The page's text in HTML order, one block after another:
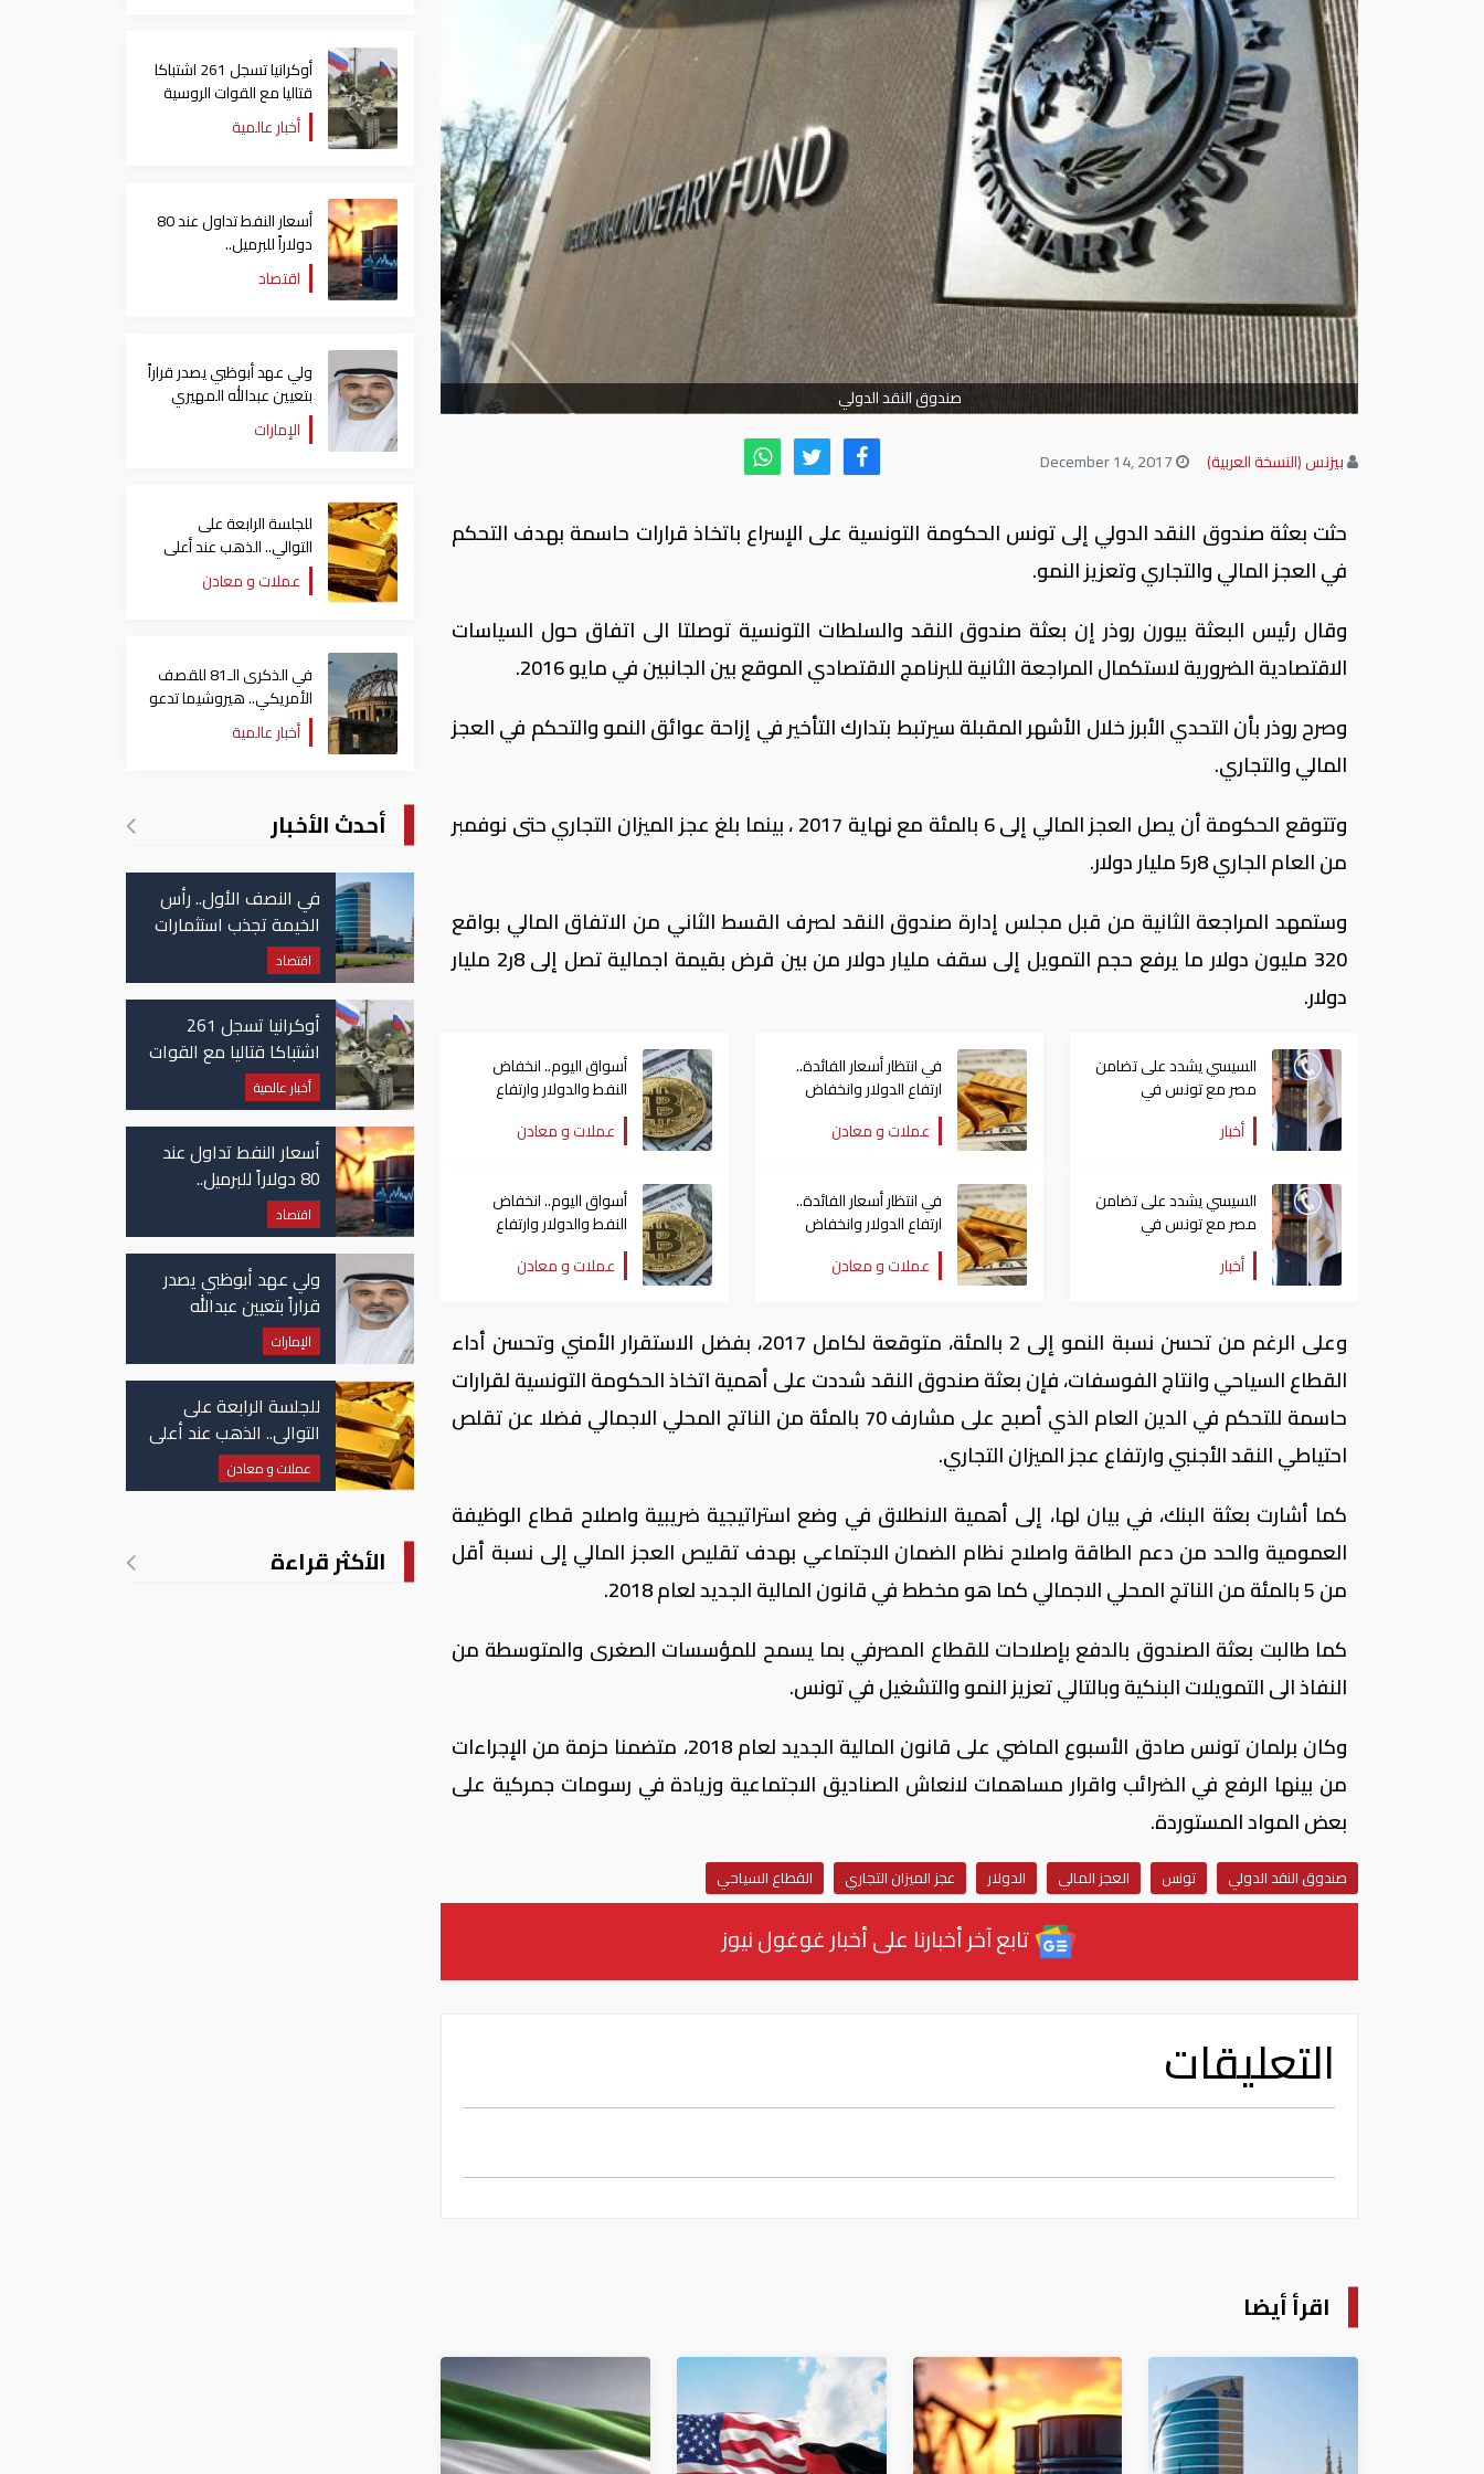
صندوق النقد الدولي
بيزنس (النسخة العربية)
حثت بعثة صندوق النقد الدولي إلى تونس الحكومة التونسية على الإسراع باتخاذ قرارات حاسمة بهدف التحكم
في العجز المالي والتجاري وتعزيز النمو.
وقال رئيس البعثة بيورن روذر إن بعثة صندوق النقد والسلطات التونسية توصلتا الى اتفاق حول السياسات
الاقتصادية الضرورية لاستكمال المراجعة الثانية للبرنامج الاقتصادي الموقع بين الجانبين في مايو 2016.
وصرح روذر بأن التحدي الأبرز خلال الأشهر المقبلة سيرتبط بتدارك التأخير في إزاحة عوائق النمو والتحكم في العجز
المالي والتجاري.
وتتوقع الحكومة أن يصل العجز المالي إلى 6 بالمئة مع نهاية 2017 ، بينما بلغ عجز الميزان التجاري حتى نوفمبر
من العام الجاري 8ر5 مليار دولار.
وستمهد المراجعة الثانية من قبل مجلس إدارة صندوق النقد لصرف القسط الثاني من الاتفاق المالي بواقع
320 مليون دولار ما يرفع حجم التمويل إلى سقف مليار دولار من بين قرض بقيمة اجمالية تصل إلى 8ر2 مليار
دولار.
السيسي يشدد على تضامن
مصر مع تونس في
مواجهة الحرائق
واستعدادها لتقديم الدعم
أخبار
في انتظار أسعار الفائدة..
ارتفاع الدولار وانخفاض
الذهب
عملات و معادن
أسواق اليوم.. انخفاض
النفط والدولار وارتفاع
للذهب
عملات و معادن
السيسي يشدد على تضامن
مصر مع تونس في
مواجهة الحرائق
واستعدادها لتقديم الدعم
أخبار
في انتظار أسعار الفائدة..
ارتفاع الدولار وانخفاض
الذهب
عملات و معادن
أسواق اليوم.. انخفاض
النفط والدولار وارتفاع
للذهب
عملات و معادن
وعلى الرغم من تحسن نسبة النمو إلى 2 بالمئة، متوقعة لكامل 2017، بفضل الاستقرار الأمني وتحسن أداء
القطاع السياحي وانتاج الفوسفات، فإن بعثة صندوق النقد شددت على أهمية اتخاذ الحكومة التونسية لقرارات
حاسمة للتحكم في الدين العام الذي أصبح على مشارف 70 بالمئة من الناتج المحلي الاجمالي فضلا عن تقلص
احتياطي النقد الأجنبي وارتفاع عجز الميزان التجاري.
كما أشارت بعثة البنك، في بيان لها، إلى أهمية الانطلاق في وضع استراتيجية ضريبية واصلاح قطاع الوظيفة
العمومية والحد من دعم الطاقة واصلاح نظام الضمان الاجتماعي بهدف تقليص العجز المالي إلى نسبة أقل
من 5 بالمئة من الناتج المحلي الاجمالي كما هو مخطط في قانون المالية الجديد لعام 2018.
كما طالبت بعثة الصندوق بالدفع بإصلاحات للقطاع المصرفي بما يسمح للمؤسسات الصغرى والمتوسطة من
النفاذ الى التمويلات البنكية وبالتالي تعزيز النمو والتشغيل في تونس.
وكان برلمان تونس صادق الأسبوع الماضي على قانون المالية الجديد لعام 2018، متضمنا حزمة من الإجراءات
من بينها الرفع في الضرائب واقرار مساهمات لانعاش الصناديق الاجتماعية وزيادة في رسومات جمركية على
بعض المواد المستوردة.
صندوق النقد الدولي تونس العجز المالي الدولار عجز الميزان التجاري القطاع السياحي
تابع آخر أخبارنا على أخبار غوغول نيوز
التعليقات
اقرأ أيضا
أوكرانيا تسجل 261 اشتباكا
قتاليا مع القوات الروسية
أخبار عالمية
أسعار النفط تداول عند 80
دولاراً للبرميل..
وتراجع الأسهم الأمريكية
اقتصاد
ولي عهد أبوظبي يصدر قراراً
بتعيين عبدالله المهيري
رئيسا لـ"أبوظبي للتراث"
الإمارات
للجلسة الرابعة على
التوالي.. الذهب عند أعلى
مستوياته منذ شهرين
عملات و معادن
في الذكرى الـ81 للقصف
الأمريكي.. هيروشيما تدعو
العالم لإلغاء الأسلحة
النووية
أخبار عالمية
أحدث الأخبار
في النصف الأول.. رأس
الخيمة تجذب استثمارات
تتجاوز 771 مليون درهم
اقتصاد
أوكرانيا تسجل 261
اشتباكا قتاليا مع القوات
الروسية
أخبار عالمية
أسعار النفط تداول عند
80 دولاراً للبرميل..
وتراجع الأسهم
الأمريكية
اقتصاد
ولي عهد أبوظبي يصدر
قراراً بتعيين عبدالله
المهيري رئيسا لـ"أبوظبي
للتراث"
الإمارات
للجلسة الرابعة على
التوالي.. الذهب عند أعلى
مستوياته منذ شهرين
عملات و معادن
الأكثر قراءة